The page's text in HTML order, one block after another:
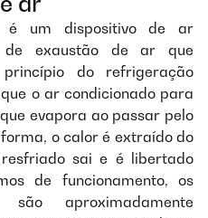
um dispositivo de ar
de exaustão de ar que
do refrigeração
o ar condicionado para
evapora ao passar pelo
o calor é extraído do
sai e é libertado
de funcionamento, os
aproximadamente